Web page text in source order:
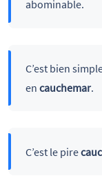
abominable.
C’est bien
en cauchemar.
C’est le pire